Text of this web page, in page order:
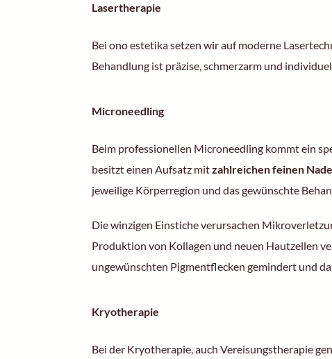
Lasertherapie
Bei ono estetika setzen wir auf moderne
Behandlung ist präzise, schmerzarm und
Microneedling
Beim professionellen Microneedlingkommt ein
besitzt einen Aufsatz mitzahlreichen feinen
jeweilige Körperregion und das gewünschte
Die winzigen Einstiche verursachen
Produktion von Kollagen und neuen Hautzellen
ungewünschten Pigmentflecken gemindert und
Kryotherapie
Bei der Kryotherapie, auch Vereisungstherapie